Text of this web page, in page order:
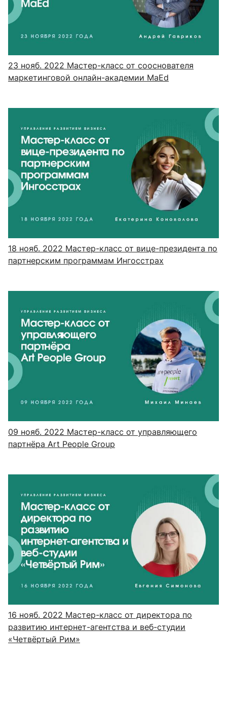
23 нояб. 2022 Мастер-класс от сооснователя
маркетинговой онлайн-академии MaEd
18 нояб. 2022 Мастер-класс от вице-президента по
партнерским программам Ингосстрах
09 нояб. 2022 Мастер-класс от управляющего
партнёра Art People Group
16 нояб. 2022 Мастер-класс от директора по
развитию интернет-агентства и веб-студии
«Четвёртый Рим»